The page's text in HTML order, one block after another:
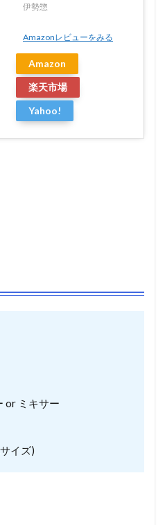
伊勢惣
Amazonレビューをみる
Amazon
楽天市場
Yahoo!
or ミキサー
イズ)